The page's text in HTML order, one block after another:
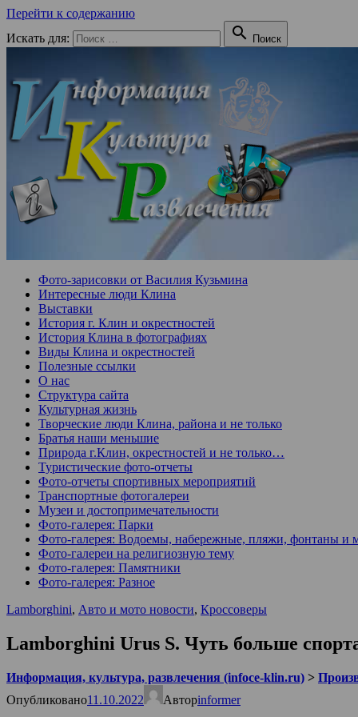
Перейти к содержанию
Искать для:
 Поиск
Фото-зарисовки от Василия Кузьмина
Интересные люди Клина
Выставки
История г. Клин и окрестностей
История Клина в фотографиях
Виды Клина и окрестностей
Полезные ссылки
О нас
Структура сайта
Культурная жизнь
Творческие люди Клина, района и не только
Братья наши меньшие
Природа г.Клин, окрестностей и не только…
Туристические фото-отчеты
Фото-отчеты спортивных мероприятий
Транспортные фотогалереи
Музеи и достопримечательности
Фото-галерея: Парки
Фото-галерея: Водоемы, набережные, пляжи, фонтаны и
Фото-галереи на религиозную тему
Фото-галерея: Памятники
Фото-галерея: Разное
Lamborghini, Авто и мото новости, Кроссоверы
Lamborghini Urus S. Чуть больше
Информация, культура, развлечения (infoce-klin.ru) >
Опубликовано11.10.2022 Авторinformer